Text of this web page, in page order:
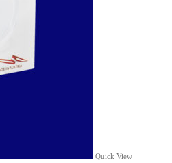
Quick View